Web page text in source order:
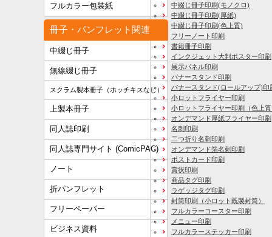
フルカラー包装紙
冊子・パンフレット関連
中綴じ冊子
無線綴じ冊子
スクラム製本冊子（ホッチキスなし）
上製本冊子
同人誌印刷
同人誌専門サイト (ComicPAC)
ノート
折パンフレット
フリーペーパー
ビジネス資料
中綴じ冊子印刷(モノクロ)
中綴じ冊子印刷(厚紙)
中綴じ冊子印刷(色上質)
フリーノート印刷
書籍冊子印刷
インクジェット大判ポスター印刷
展示パネル印刷
バナースタンド印刷
バナースタンド(ロールアップ)印
小ロットフライヤー印刷
小ロットフライヤー印刷（色上
オンデマンド厚紙フライヤー印刷
名刺印刷
二つ折り名刺印刷
オンデマンド箔名刺印刷
ポストカード印刷
賞状印刷
商品タグ印刷
ラゲッジタグ印刷
封筒印刷
（小ロット既製封筒）
フルカラーコースター印刷
メニュー印刷
フルカラーステッカー印刷